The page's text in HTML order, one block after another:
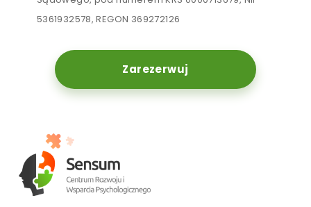
5361932578, REGON 369272126
Zarezerwuj